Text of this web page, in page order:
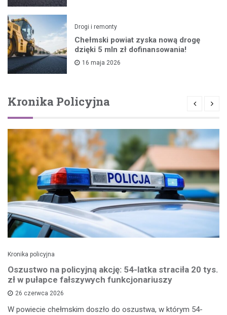
Drogi i remonty
Chełmski powiat zyska nową drogę
dzięki 5 mln zł dofinansowania!
16 maja 2026
Kronika Policyjna
Kronika policyjna
Oszustwo na policyjną akcję: 54-latka straciła 20 tys.
zł w pułapce fałszywych funkcjonariuszy
26 czerwca 2026
W powiecie chełmskim doszło do oszustwa, w którym 54-